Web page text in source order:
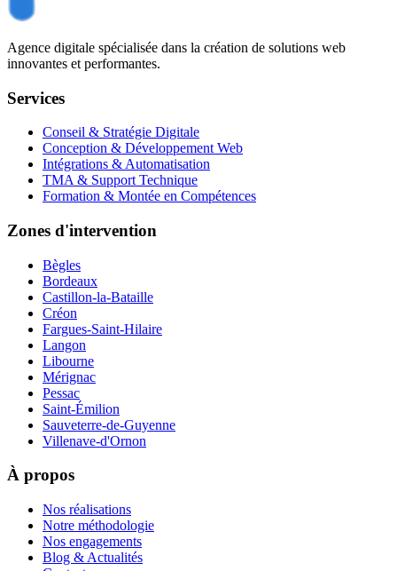
Agence digitale spécialisée dans la création de solutions web
innovantes et performantes.
Services
Conseil & Stratégie Digitale
Conception & Développement Web
Intégrations & Automatisation
TMA & Support Technique
Formation & Montée en Compétences
Zones d'intervention
Bègles
Bordeaux
Castillon-la-Bataille
Créon
Fargues-Saint-Hilaire
Langon
Libourne
Mérignac
Pessac
Saint-Émilion
Sauveterre-de-Guyenne
Villenave-d'Ornon
À propos
Nos réalisations
Notre méthodologie
Nos engagements
Blog & Actualités